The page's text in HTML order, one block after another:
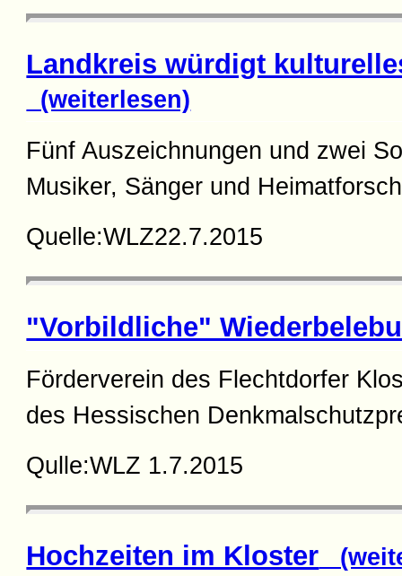
Landkreis würdigt
(weiterlesen)
Fünf Auszeichnungen und zwei
Musiker, Sänger und
Quelle:WLZ22.7.2015
"Vorbildliche"
Förderverein des Flechtdorfer
des Hessischen
Qulle:WLZ 1.7.2015
Hochzeiten im Kloster